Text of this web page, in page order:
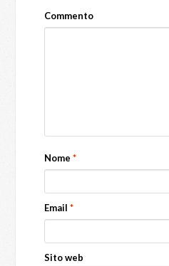
Commento
Nome*
Email*
Sito web